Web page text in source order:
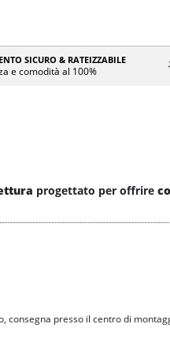
SICURO & RATEIZZABILE
e comodità al 100%
progettato per offrire
consegna presso il centro di